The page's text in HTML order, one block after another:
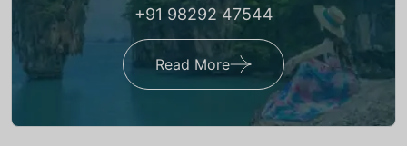
+91 98292 47544
Read More